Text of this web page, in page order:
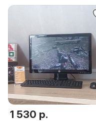
1 530 р.